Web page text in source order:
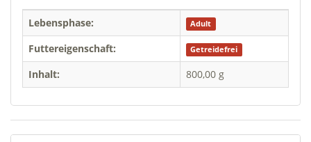
Lebensphase: Adult
Futtereigenschaft: Getreidefrei
Inhalt: 800,00 g